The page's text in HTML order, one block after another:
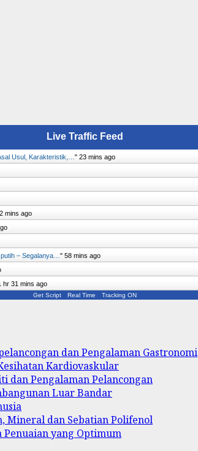
Live Traffic Feed
Usul, Karakteristik,… " 23 mins ago
mins ago
– Segalanya… " 58 mins ago
hr 31 mins ago
Get Script Real Time Tracking ON
dan Pengalaman Gastronomi
Kardiovaskular
dan Pengalaman Pelancongan
Luar Bandar
Mineral dan Sebatian Polifenol
Penuaian yang Optimum